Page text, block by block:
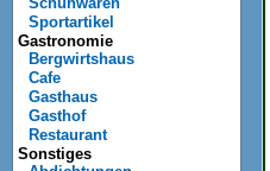
Sportartikel
Gastronomie
Bergwirtshaus
Cafe
Gasthaus
Gasthof
Restaurant
Sonstiges